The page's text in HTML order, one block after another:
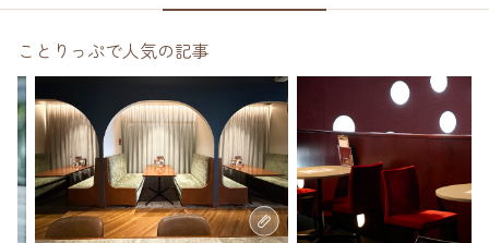
ことりっぷで人気の記事